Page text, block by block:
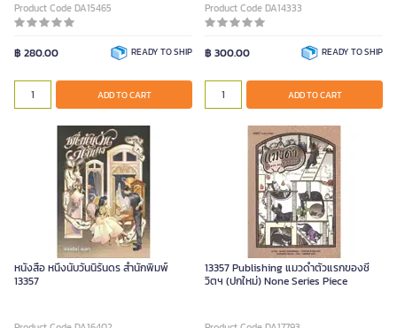
Product Code DA15465
฿ 280.00 READY TO SHIP
ADD TO CART
Product Code DA14333
฿ 300.00 READY TO SHIP
ADD TO CART
หนังสือ หนึ่งนับวันนิรันดร สำนักพิมพ์
13357
13357 Publishing แมวดําตัวแรกของชี
วิตฯ (ปกใหม่) None Series Piece